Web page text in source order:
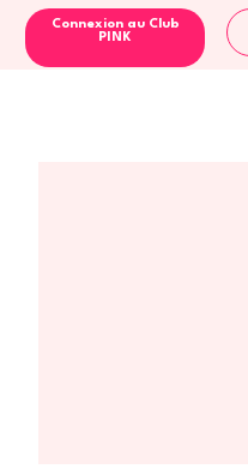
Connexion au Club
PINK